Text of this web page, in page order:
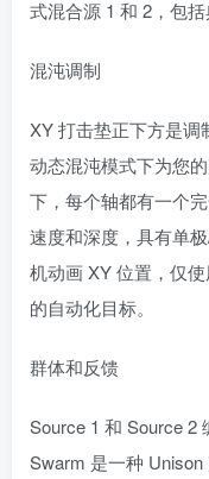
式混合源 1 和 2，包括
混沌调制
XY 打击垫正下方是调
动态混沌模式下为您
下，每个轴都有一个
速度和深度，具有单
机动画 XY 位置，仅
的自动化目标。
群体和反馈
Source 1 和 Source 2
Swarm 是一种